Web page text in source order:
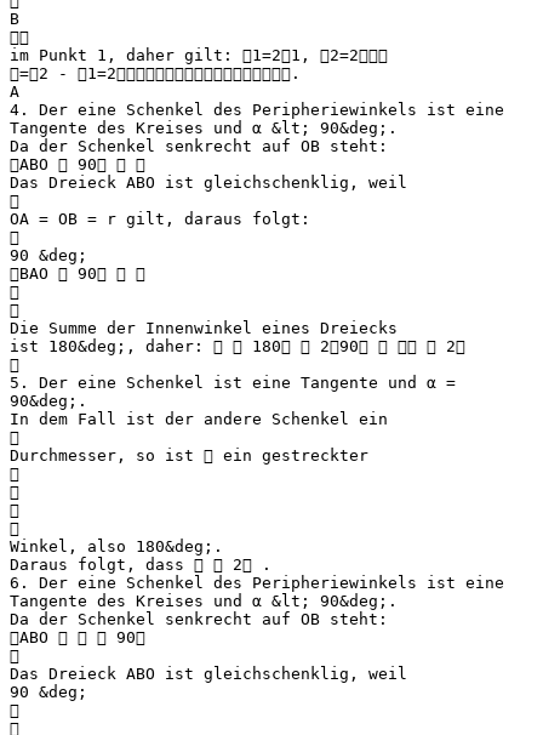
B

im Punkt 1, daher gilt: 1=21, 2=2
=2 - 1=2.
A
4. Der eine Schenkel des Peripheriewinkels ist eine
Tangente des Kreises und α &lt; 90&deg;.
Da der Schenkel senkrecht auf OB steht:
ABO  90  
Das Dreieck ABO ist gleichschenklig, weil

OA = OB = r gilt, daraus folgt:

90 &deg;
BAO  90  


Die Summe der Innenwinkel eines Dreiecks
ist 180&deg;, daher:   180  290    2

5. Der eine Schenkel ist eine Tangente und α =
90&deg;.
In dem Fall ist der andere Schenkel ein

Durchmesser, so ist  ein gestreckter




Winkel, also 180&deg;.
Daraus folgt, dass   2 .
6. Der eine Schenkel des Peripheriewinkels ist eine
Tangente des Kreises und α &lt; 90&deg;.
Da der Schenkel senkrecht auf OB steht:
ABO    90

Das Dreieck ABO ist gleichschenklig, weil
90 &deg;

